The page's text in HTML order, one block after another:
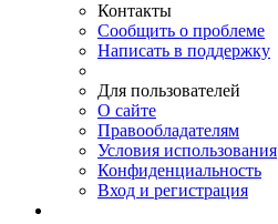
Контакты
Сообщить о проблеме
Написать в поддержку
Для пользователей
О сайте
Правообладателям
Условия использования
Конфиденциальность
Вход и регистрация